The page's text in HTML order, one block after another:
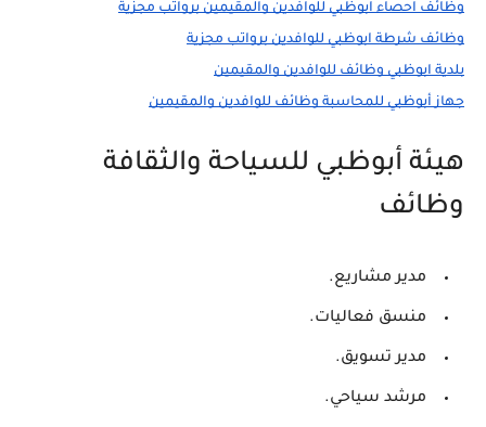
وظائف احصاء ابوظبي للوافدين والمقيمين برواتب مجزية
وظائف شرطة ابوظبي للوافدين برواتب مجزية
بلدية ابوظبي وظائف للوافدين والمقيمين
جهاز أبوظبي للمحاسبة وظائف للوافدين والمقيمين
هيئة أبوظبي للسياحة والثقافة
وظائف
مدير مشاريع.
منسق فعاليات.
مدير تسويق.
مرشد سياحي.